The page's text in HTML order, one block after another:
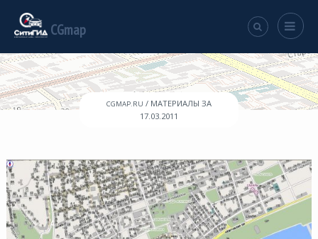
CGmap
CGMAP.RU / МАТЕРИАЛЫ ЗА
17.03.2011